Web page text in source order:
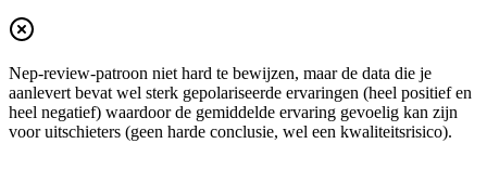
Nep-review-patroon niet hard te bewijzen, maar de data die je
aanlevert bevat wel sterk gepolariseerde ervaringen (heel positief en
heel negatief) waardoor de gemiddelde ervaring gevoelig kan zijn
voor uitschieters (geen harde conclusie, wel een kwaliteitsrisico).